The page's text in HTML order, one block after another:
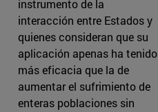
instrumento de la
interacción entre Estados y
quienes consideran que su
aplicación apenas ha tenido
más eficacia que la de
aumentar el sufrimiento de
enteras poblaciones sin